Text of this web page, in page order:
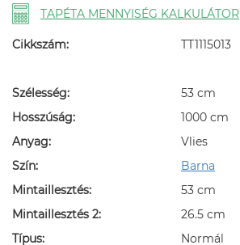
TAPÉTA MENNYISÉG KALKULÁTOR
Cikkszám: TT1115013
Szélesség:
53 cm
Hosszúság:
1000 cm
Anyag:
Vlies
Szín:
Barna
Mintaillesztés:
53 cm
Mintaillesztés 2:
26.5 cm
Típus:
Normál